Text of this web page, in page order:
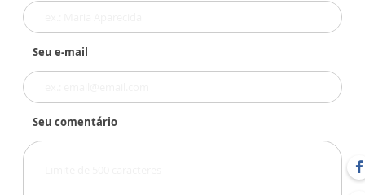
Seu e-mail
Seu comentário